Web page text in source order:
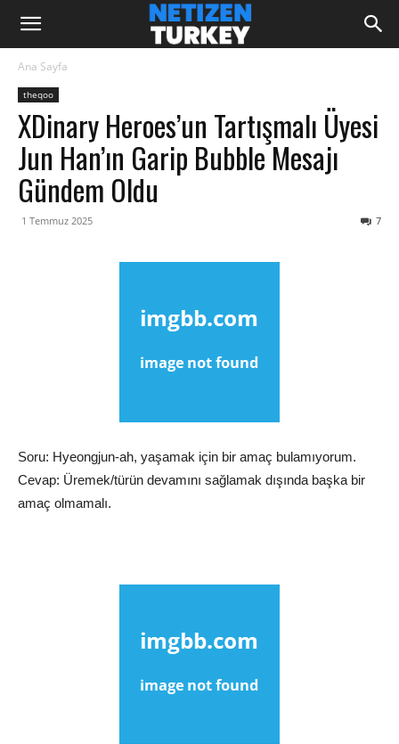
Ana Sayfa
theqoo
XDinary Heroes’un Tartışmalı Üyesi
Jun Han’ın Garip Bubble Mesajı
Gündem Oldu
1 Temmuz 2025 7
Soru: Hyeongjun-ah, yaşamak için bir amaç bulamıyorum.
Cevap: Üremek/türün devamını sağlamak dışında başka bir
amaç olmamalı.